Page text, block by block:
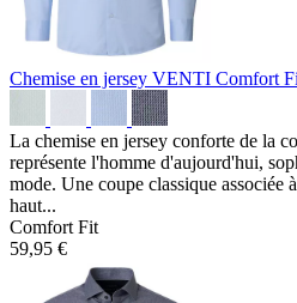
Chemise en jersey VENTI Comfort
La chemise en jersey conforte de la
représente l'homme d'aujourd'hui,
mode. Une coupe classique associée
haut...
Comfort Fit
59,95 €